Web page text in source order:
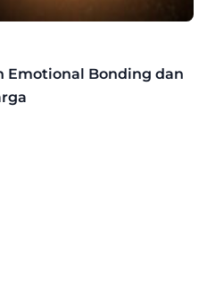
Emotional Bonding dan